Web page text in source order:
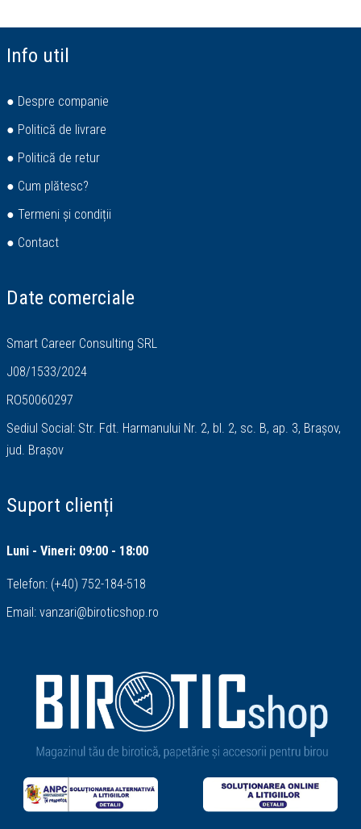
Info util
● Despre companie
● Politică de livrare
● Politică de retur
● Cum plătesc?
● Termeni și condiții
● Contact
Date comerciale
Smart Career Consulting SRL
J08/1533/2024
RO50060297
Sediul Social: Str. Fdt. Harmanului Nr. 2, bl. 2, sc. B, ap. 3, Brașov,
jud. Brașov
Suport clienți
Luni - Vineri: 09:00 - 18:00
Telefon: (+40) 752-184-518
Email: vanzari@biroticshop.ro